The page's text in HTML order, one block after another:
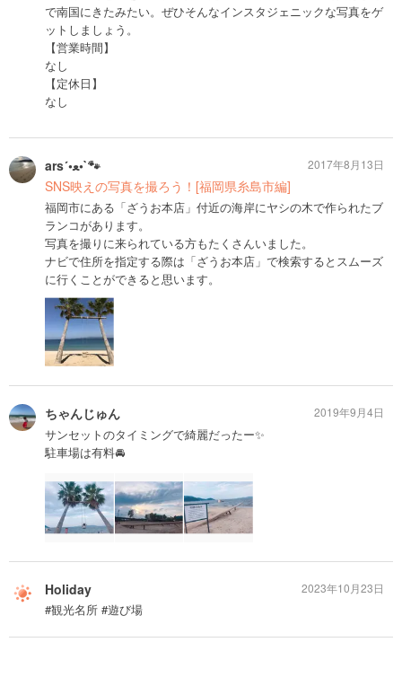
で南国にきたみたい。ぜひそんなインスタジェニックな写真をゲ
ットしましょう。
【営業時間】
なし
【定休日】
なし
ars‪‎´•ﻌ•`🐾
SNS映えの写真を撮ろう！[福岡県糸島市編]
福岡市にある「ざうお本店」付近の海岸にヤシの木で作られたブ
ランコがあります。
写真を撮りに来られている方もたくさんいました。
ナビで住所を指定する際は「ざうお本店」で検索するとスムーズ
に行くことができると思います。
2017年8月13日
ちゃんじゅん
サンセットのタイミングで綺麗だったー✨
駐車場は有料🚘
2019年9月4日
Holiday
#観光名所 #遊び場
2023年10月23日